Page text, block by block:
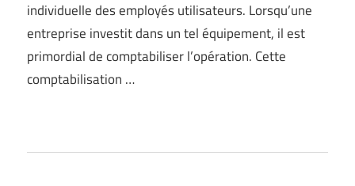
individuelle des employés utilisateurs. Lorsqu’une
entreprise investit dans un tel équipement, il est
primordial de comptabiliser l’opération. Cette
comptabilisation …